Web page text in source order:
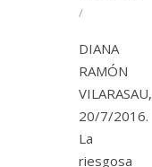
/
DIANA
RAMÓN
VILARASAU,
20/7/2016.
La
riesgosa